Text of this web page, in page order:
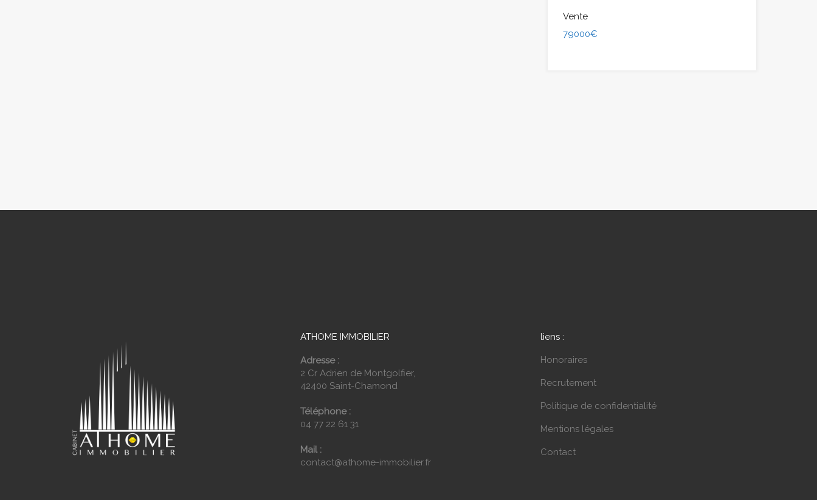
Vente
79000€
ATHOME IMMOBILIER
Adresse :
2 Cr Adrien de Montgolfier,
42400 Saint-Chamond
Téléphone :
04 77 22 61 31
Mail :
contact@athome-immobilier.fr
liens :
Honoraires
Recrutement
Politique de confidentialité
Mentions légales
Contact